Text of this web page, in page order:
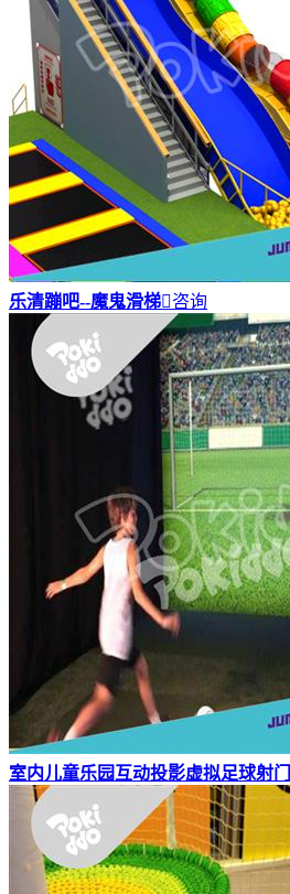
乐清蹦吧--魔鬼滑梯咨询
室内儿童乐园互动投影虚拟足球射门